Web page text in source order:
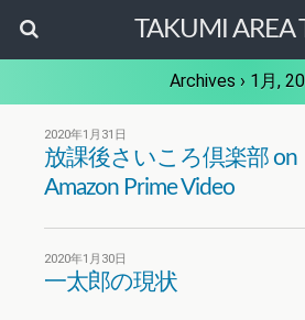
TAKUMI AREA
Archives › 1月,
2020年1月31日
放課後さいころ倶楽部 on
Amazon Prime Video
2020年1月30日
一太郎の現状